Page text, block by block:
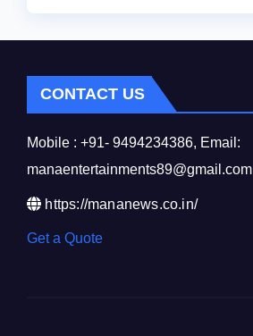
CONTACT US
Mobile : +91- 9494234386, Email:
manaentertainments89@gmail.com
https://mananews.co.in/
Get a Quote